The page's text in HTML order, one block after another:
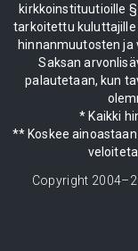
kirkkoinstituutioille
tarkoitettu kuluttajille
hinnanmuutosten ja
Saksan
palautetaan, kun
* Kaikki
** Koskee
Copyright 2004–